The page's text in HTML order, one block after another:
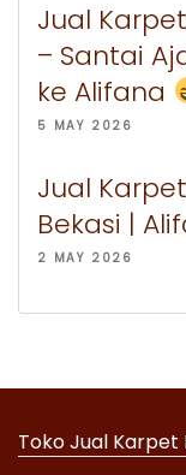
Jual
– Santai
ke Alifana
5 MAY 2026
Jual
Bekasi |
2 MAY 2026
Toko Jual Karpet